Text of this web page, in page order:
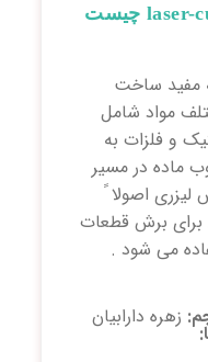
برش لیزر laser-cutting چیست
مفید ساخت
مواد شامل
و فلزات به
ماده در مسیر
اصولا
برش قطعات
می شود .
زهره دارابیان